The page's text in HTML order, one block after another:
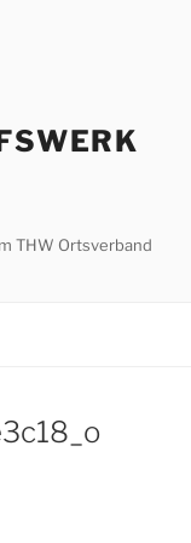
THW Ortsverband